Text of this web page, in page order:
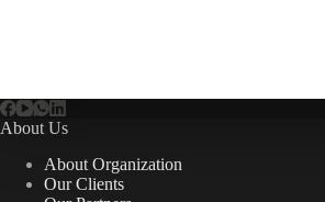
About Us
About Organization
Our Clients